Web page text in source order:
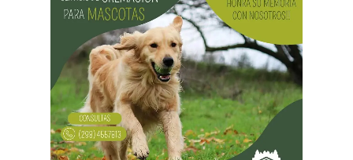
comunicarse a los teléfonos 4423195 o 2984-646319, de
lunes a viernes de 8 a 14.